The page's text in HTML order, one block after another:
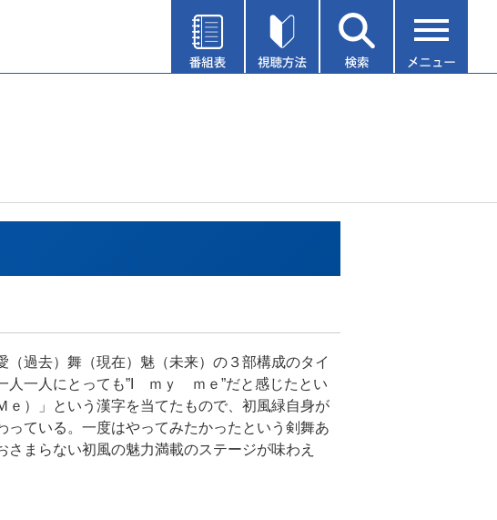
過去）舞（現在）魅（未来）の３部構成のタイ
人一人にとっても”I ｍｙ ｍｅ”だと感じたとい
ｅ）」という漢字を当てたもので、初風緑自身が
ている。一度はやってみたかったという剣舞あ
まらない初風の魅力満載のステージが味わえ